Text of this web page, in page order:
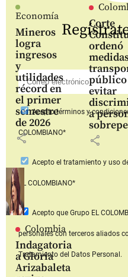
Economía
Mineros
logra
ingresos
y
utilidades
récord en
el primer
semestre
de 2026
share
Corte
ordenó
público
evitar
a
share
Colombia
Indagatoria
a Gloria
Arizabaleta
Aceptotérminos y
COLOMBIANO*
Acepto el tratamiento y uso
EL COLOMBIANO*
Acepto que Grupo EL
personales con terceros aliados
Tratamiento del Datos Personal.